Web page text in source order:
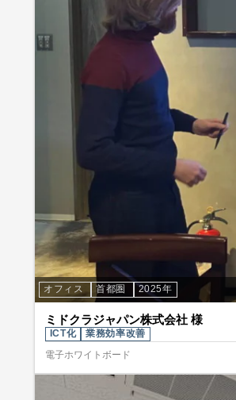
オフィス 首都圏 2025年
ミドクラジャパン株式会社 様
ICT化
業務効率改善
電子ホワイトボード